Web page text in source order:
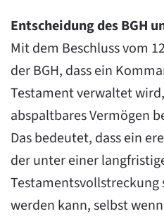
Entscheidung des BGH
Mit dem Beschluss vom
der BGH, dass ein
Testament verwaltet
abspaltbares Vermögen
Das bedeutet, dass ein
der unter einer
werden kann, selbst